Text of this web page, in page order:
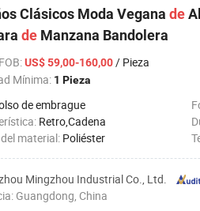
Clásicos Moda Vegana de
de Manzana Bandolera
:US$ 59,00-160,00/ Pieza
Mínima: 1 Pieza
de embrague
Retro,Cadena
material: Poliéster
Mingzhou Industrial Co., Ltd.
Guangdong, China